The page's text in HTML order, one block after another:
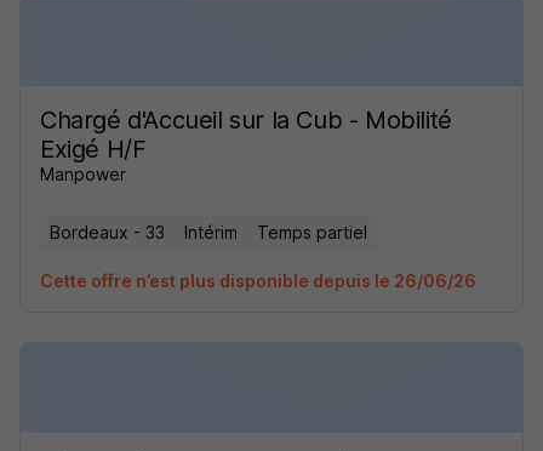
Chargé d'Accueil sur la Cub - Mobilité
Exigé H/F
Manpower
Bordeaux - 33 Intérim Temps partiel
Cette offre n’est plus disponible depuis le 26/06/26